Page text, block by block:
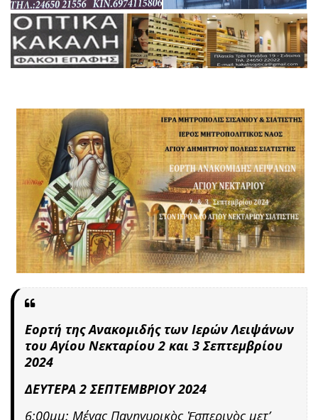
Εορτή της Ανακομιδής των Ιερών Λειψάνων
του Αγίου Νεκταρίου 2 και 3 Σεπτεμβρίου
2024
ΔΕΥΤΕΡΑ 2 ΣΕΠΤΕΜΒΡΙΟΥ 2024
6:00μμ: Μέγας Πανηγυρικὸς Ἑσπερινὸς μετ’